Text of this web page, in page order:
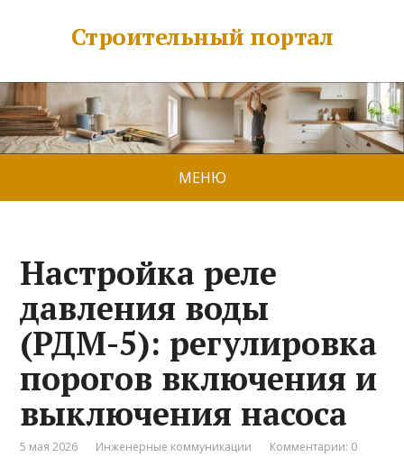
Строительный портал
МЕНЮ
Настройка реле
давления воды
(РДМ-5): регулировка
порогов включения и
выключения насоса
5 мая 2026 Инженерные коммуникации Комментарии: 0